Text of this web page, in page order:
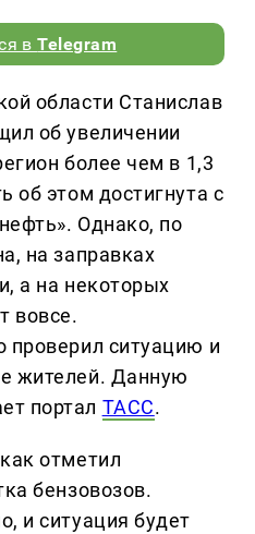
вTelegram
области Станислав
об увеличении
более чем в 1,3
об этом достигнута с
Однако, по
на заправках
а на некоторых
вовсе.
проверил ситуацию и
жителей. Данную
портал ТАСС.
отметил
бензовозов.
и ситуация будет